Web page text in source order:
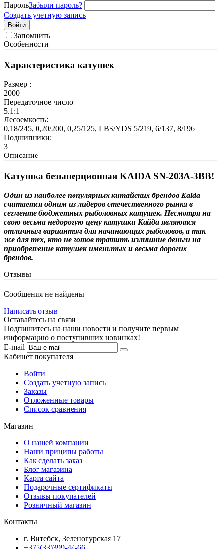
ПарольЗабыли пароль?
Создать учетную запись
Войти
Запомнить
Особенности
Характеристика катушек
Размер :
2000
Передаточное число:
5.1:1
Лесоемкость:
0,18/245, 0,20/200, 0,25/125, LBS/YDS 5/219, 6/137, 8/196
Подшипники:
3
Описание
Катушка безынерционная KAIDA SN-203A-3BB!
Один из наиболее популярных китайских брендов Kaida
считается одним из лидеров отечественного рынка в
сегменте бюджетных рыболовных катушек. Несмотря на
свою весьма недорогую цену катушки Кайда являются
отличным вариантом для начинающих рыболовов, а так
же для тех, кто не готов тратить излишние деньги на
приобретение катушек именитых и весьма дорогих
брендов.
Отзывы
Сообщения не найдены
Написать отзыв
Оставайтесь на связи
Подпишитесь на наши новости и получите первым
информацию о поступивших новинках!
E-mail
Кабинет покупателя
Войти
Создать учетную запись
Заказы
Отложенные товары
Список сравнения
Магазин
О нашей компании
Наши приципы работы
Как сделать заказ
Блог магазина
Карта сайта
Подарочные сертификаты
Отзывы покупателей
Розничный магазин
Контакты
г. Витебск, Зеленогурская 17
+375(33)399-44-66